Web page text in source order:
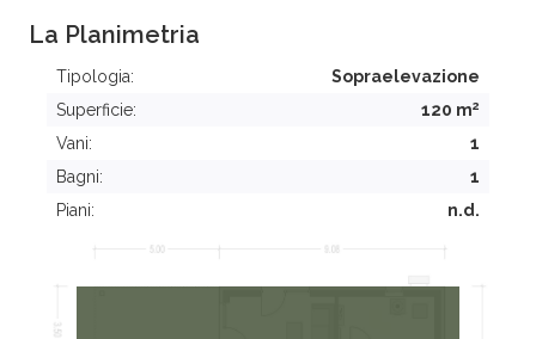
La Planimetria
Tipologia:
Sopraelevazione
Superficie:
120 m2
Vani:
1
Bagni:
1
Piani:
n.d.